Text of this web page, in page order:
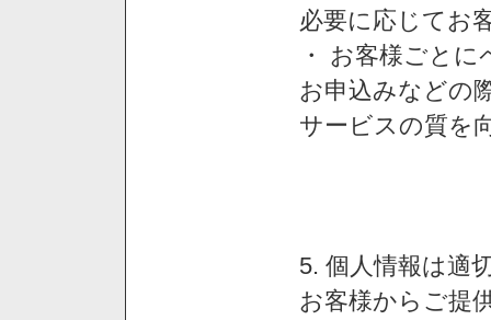
必要に応じてお
・ お客様ごと
お申込みなどの
サービスの質を
5. 個人情報は適
お客様からご提